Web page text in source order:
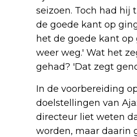
seizoen. Toch had
de goede kant op
het de goede kant
weer weg.' Wat het
gehad? 'Dat zegt
In de voorbereiding
doelstellingen van
directeur liet weten
worden, maar daarin